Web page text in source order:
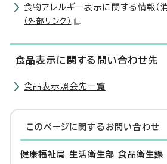
食物アレルギー表示に関する情報（
（外部リンク）
食品表示に関する問い合わせ先
食品表示照会先一覧
このページに関する お問い合わせ
健康福祉局 生活衛生部 食品衛生課